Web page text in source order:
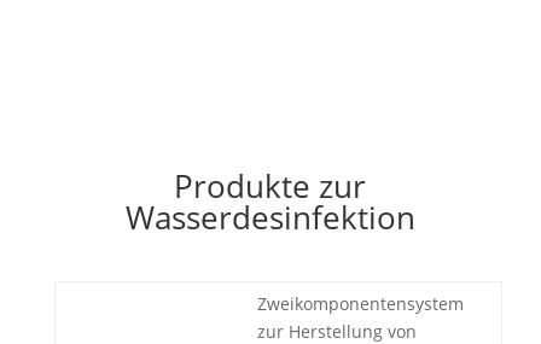
Produkte zur
Wasserdesinfektion
Zweikomponentensystem
zur Herstellung von